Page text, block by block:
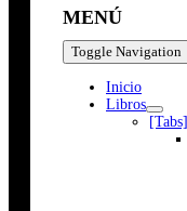
MENÚ
Toggle Navigation
Inicio
Libros
[Tabs]